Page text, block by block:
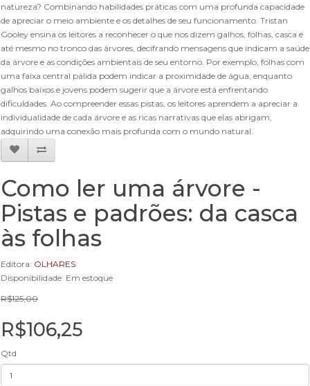
natureza? Combinando habilidades práticas com uma profunda capacidade
de apreciar o meio ambiente e os detalhes de seu funcionamento. Tristan
Gooley ensina os leitores a reconhecer o que nos dizem galhos, folhas, casca e
até mesmo no tronco das árvores, decifrando mensagens que indicam a saúde
da árvore e as condições ambientais de seu entorno. Por exemplo, folhas com
uma faixa central pálida podem indicar a proximidade de água, enquanto
galhos baixos e jovens podem sugerir que a árvore está enfrentando
dificuldades. Ao compreender essas pistas, os leitores aprendem a apreciar a
individualidade de cada árvore e as ricas narrativas que elas abrigam,
adquirindo uma conexão mais profunda com o mundo natural.
Como ler uma árvore -
Pistas e padrões: da casca
às folhas
Editora: OLHARES
Disponibilidade: Em estoque
R$125,00
R$106,25
Qtd